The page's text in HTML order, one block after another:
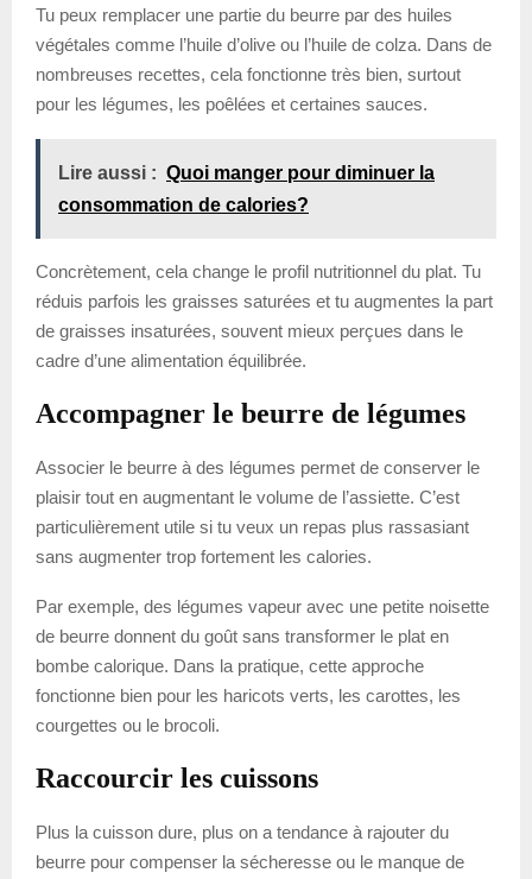
Tu peux remplacer une partie du beurre par des huiles
végétales comme l’huile d’olive ou l’huile de colza. Dans de
nombreuses recettes, cela fonctionne très bien, surtout
pour les légumes, les poêlées et certaines sauces.
Lire aussi : Quoi manger pour diminuer la
consommation de calories?
Concrètement, cela change le profil nutritionnel du plat. Tu
réduis parfois les graisses saturées et tu augmentes la part
de graisses insaturées, souvent mieux perçues dans le
cadre d’une alimentation équilibrée.
Accompagner le beurre de légumes
Associer le beurre à des légumes permet de conserver le
plaisir tout en augmentant le volume de l’assiette. C’est
particulièrement utile si tu veux un repas plus rassasiant
sans augmenter trop fortement les calories.
Par exemple, des légumes vapeur avec une petite noisette
de beurre donnent du goût sans transformer le plat en
bombe calorique. Dans la pratique, cette approche
fonctionne bien pour les haricots verts, les carottes, les
courgettes ou le brocoli.
Raccourcir les cuissons
Plus la cuisson dure, plus on a tendance à rajouter du
beurre pour compenser la sécheresse ou le manque de